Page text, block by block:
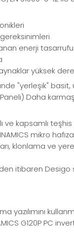
enerji tasarrufu
yüksek
"yerleşik"
Daha
ve kapsamlı
mikro
klonlama ve
itibaren
yazılımını
G120P PC